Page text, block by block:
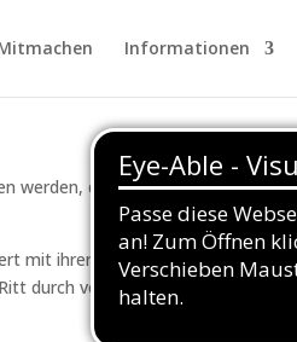
Informationen
werden, damit etwas Neues
mit ihrer langjährigen
durch verschiedene Break-